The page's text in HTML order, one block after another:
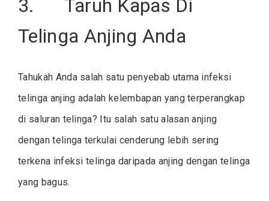
3. Taruh Kapas Di
Telinga Anjing Anda
Tahukah Anda salah satu penyebab utama infeksi
telinga anjing adalah kelembapan yang terperangkap
di saluran telinga? Itu salah satu alasan anjing
dengan telinga terkulai cenderung lebih sering
terkena infeksi telinga daripada anjing dengan telinga
yang bagus.